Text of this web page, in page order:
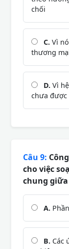
chối
C. Vì
thương
D. Vì
chưa được
Câu 9:
cho việc
chung
A.
B. Các